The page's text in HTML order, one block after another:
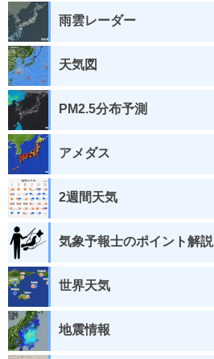
雨雲レーダー
天気図
PM2.5分布予測
アメダス
2週間天気
気象予報士のポイント解説
世界天気
地震情報